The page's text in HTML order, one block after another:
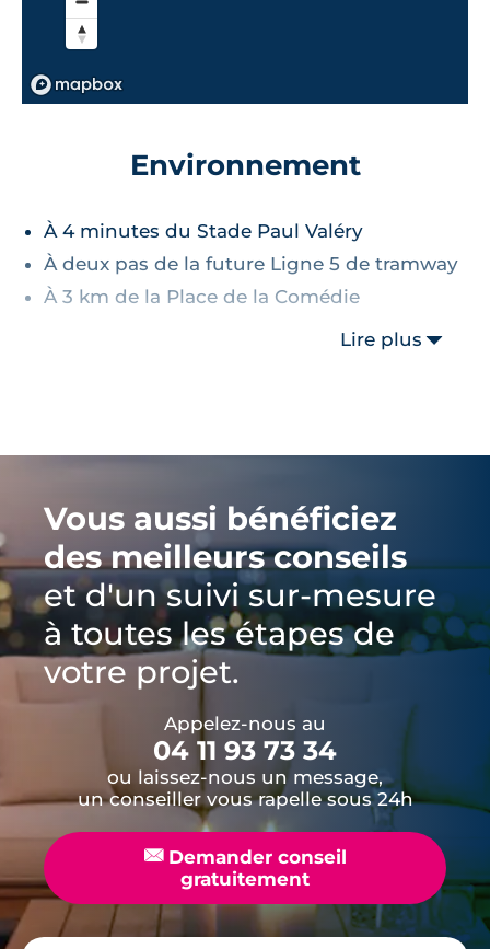
Environnement
À 4 minutes du Stade Paul Valéry
À deux pas de la future Ligne 5 de tramway
À 3 km de la Place de la Comédie
Lire plus
Vous aussi bénéficiez
des meilleurs conseils
et d'un suivi sur-mesure
à toutes les étapes de
votre projet.
Appelez-nous au
04 11 93 73 34
ou laissez-nous un message,
un conseiller vous rapelle sous 24h
📧Demander conseil
gratuitement